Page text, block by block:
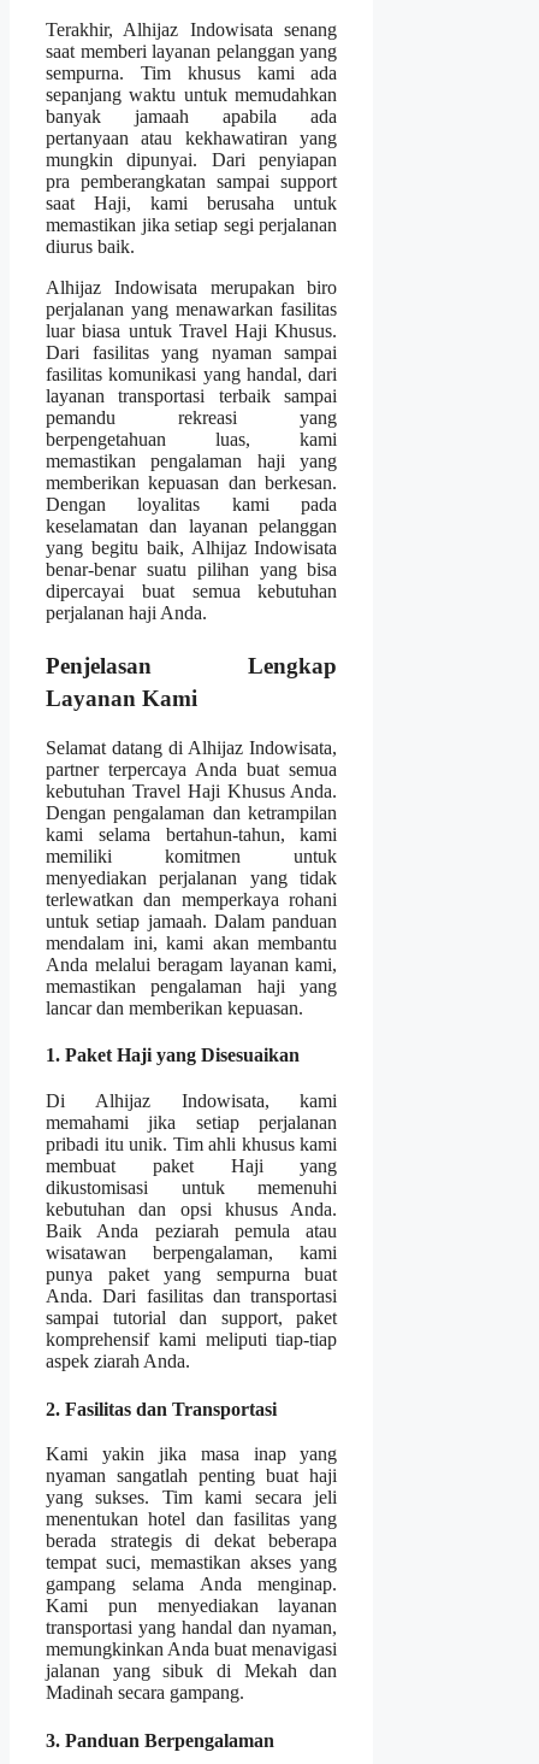
Terakhir, Alhijaz Indowisata senang
saat memberi layanan pelanggan yang
sempurna. Tim khusus kami ada
sepanjang waktu untuk memudahkan
banyak jamaah apabila ada
pertanyaan atau kekhawatiran yang
mungkin dipunyai. Dari penyiapan
pra pemberangkatan sampai support
saat Haji, kami berusaha untuk
memastikan jika setiap segi perjalanan
diurus baik.
Alhijaz Indowisata merupakan biro
perjalanan yang menawarkan fasilitas
luar biasa untuk Travel Haji Khusus.
Dari fasilitas yang nyaman sampai
fasilitas komunikasi yang handal, dari
layanan transportasi terbaik sampai
pemandu rekreasi yang
berpengetahuan luas, kami
memastikan pengalaman haji yang
memberikan kepuasan dan berkesan.
Dengan loyalitas kami pada
keselamatan dan layanan pelanggan
yang begitu baik, Alhijaz Indowisata
benar-benar suatu pilihan yang bisa
dipercayai buat semua kebutuhan
perjalanan haji Anda.
Penjelasan Lengkap
Layanan Kami
Selamat datang di Alhijaz Indowisata,
partner terpercaya Anda buat semua
kebutuhan Travel Haji Khusus Anda.
Dengan pengalaman dan ketrampilan
kami selama bertahun-tahun, kami
memiliki komitmen untuk
menyediakan perjalanan yang tidak
terlewatkan dan memperkaya rohani
untuk setiap jamaah. Dalam panduan
mendalam ini, kami akan membantu
Anda melalui beragam layanan kami,
memastikan pengalaman haji yang
lancar dan memberikan kepuasan.
1. Paket Haji yang Disesuaikan
Di Alhijaz Indowisata, kami
memahami jika setiap perjalanan
pribadi itu unik. Tim ahli khusus kami
membuat paket Haji yang
dikustomisasi untuk memenuhi
kebutuhan dan opsi khusus Anda.
Baik Anda peziarah pemula atau
wisatawan berpengalaman, kami
punya paket yang sempurna buat
Anda. Dari fasilitas dan transportasi
sampai tutorial dan support, paket
komprehensif kami meliputi tiap-tiap
aspek ziarah Anda.
2. Fasilitas dan Transportasi
Kami yakin jika masa inap yang
nyaman sangatlah penting buat haji
yang sukses. Tim kami secara jeli
menentukan hotel dan fasilitas yang
berada strategis di dekat beberapa
tempat suci, memastikan akses yang
gampang selama Anda menginap.
Kami pun menyediakan layanan
transportasi yang handal dan nyaman,
memungkinkan Anda buat menavigasi
jalanan yang sibuk di Mekah dan
Madinah secara gampang.
3. Panduan Berpengalaman